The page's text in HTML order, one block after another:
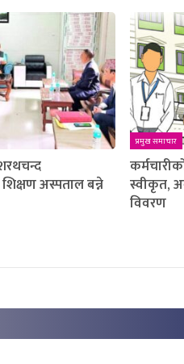
शिक्षण अस्पताल बन्ने
प्रमुख समाचार
स्वीकृत,
विवरण